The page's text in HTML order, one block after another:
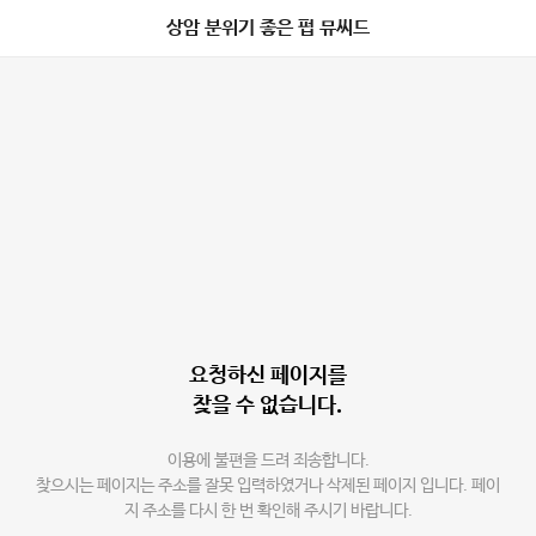
상암 분위기 좋은 펍 뮤씨드
요청하신 페이지를
찾을 수 없습니다.
이용에 불편을 드려 죄송합니다.
찾으시는 페이지는 주소를 잘못 입력하였거나 삭제된 페이지 입니다. 페이
지 주소를 다시 한 번 확인해 주시기 바랍니다.